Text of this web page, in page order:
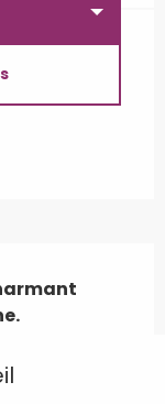
de 80m²
idéal